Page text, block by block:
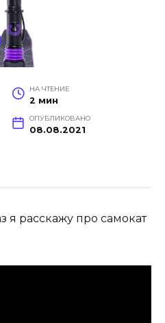
НА ЧТЕНИЕ
2 мин
ОПУБЛИКОВАНО
08.08.2021
я расскажу про самокат